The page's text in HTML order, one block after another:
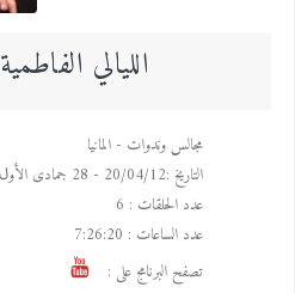
الليالي الفاطمية 1433هـ
مجالس وندوات - المانيا
التاريخ : 20/04/12 -
28 جمادى الأول 1433
عدد الحلقات : 6
عدد الساعات : 7:26:20
تصفح البرنامج على :